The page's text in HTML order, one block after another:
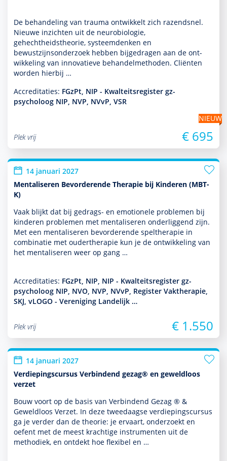
De behan­del­ing van trauma ontwik­kelt zich razendsnel.
Nieuwe inzichten uit de neurobiologie,
gehechtheidstheorie, systeem­denken en
bewustzijnsonder­zoek hebben bijgedragen aan de ont­
wikke­ling van innovatieve behan­delmethoden. Cliënten
worden hierbij …
Accreditaties: FGzPt, NIP - Kwalteitsregister gz-
psycholoog NIP, NVP, NVvP, VSR
NIEUW
Plek vrij
€ 695
14 januari 2027
Mentaliseren Bevorderende Therapie bij Kinderen (MBT-
K)
Vaak blijkt dat bij gedrags- en emotionele pro­ble­men bij
kin­de­ren pro­ble­men met men­ta­li­seren onderliggend zijn.
Met een men­ta­li­seren bevor­derende spelthera­pie in
combinatie met ouderthera­pie kun je de ont­wikke­ling van
het men­ta­li­seren weer op gang …
Accreditaties: FGzPt, NIP, NIP - Kwalteitsregister gz-
psycholoog NIP, NVO, NVP, NVvP, Register Vaktherapie,
SKJ, vLOGO - Vereniging Landelijk …
Plek vrij € 1.550
14 januari 2027
Verdiepingscursus Verbindend gezag® en geweldloos
verzet
Bouw voort op de basis van Verbindend Gezag ® &
Geweldloos Verzet. In deze tweedaagse verdiepingscursus
ga je verder dan de theorie: je ervaart, onder­zoekt en
oefent met de meest krachtige instru­men­ten uit de
metho­diek, en ontdekt hoe flexibel en …